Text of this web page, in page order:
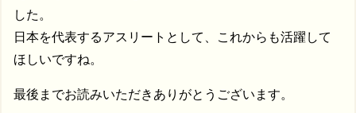
した。
日本を代表するアスリートとして、これからも活躍して
ほしいですね。
最後までお読みいただきありがとうございます。